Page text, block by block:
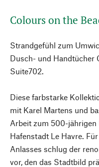
Colours on the
Strandgefühl zum
Dusch- und Handtücher
Suite702.
Diese farbstarke
mit Karel Martens und
Arbeit zum 500-jährigen
Hafenstadt Le Havre.
Anlasses schlug der
vor, den das Stadtbild